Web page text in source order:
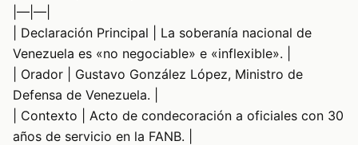
|—|—|
| Declaración Principal | La soberanía nacional de
Venezuela es «no negociable» e «inflexible». |
| Orador | Gustavo González López, Ministro de
Defensa de Venezuela. |
| Contexto | Acto de condecoración a oficiales con 30
años de servicio en la FANB. |